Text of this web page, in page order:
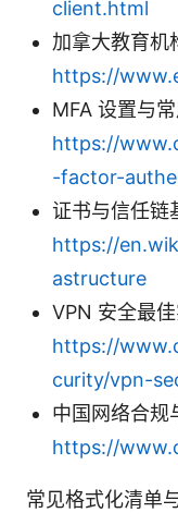
client.html
加拿大教育机
https://
MFA 设置与
https://
-factor-
证书与信任链
https://
astructure
VPN 安全最
https://
curity/vpn-
中国网络合规
https://
常见格式化清单